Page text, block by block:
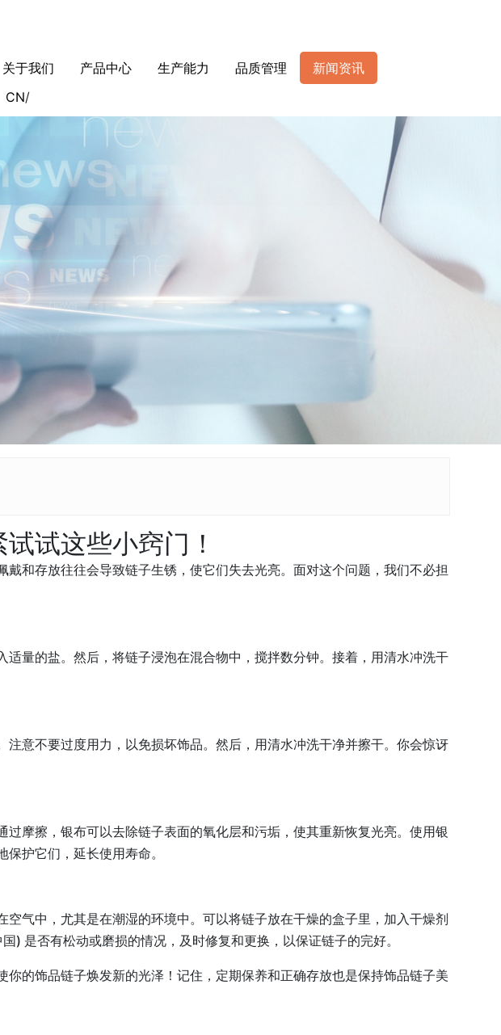
关于我们 产品中心 生产能力 品质管理
新闻资讯
CN/
试这些小窍门！
和存放往往会导致链子生锈，使它们失去光亮。面对这个问题，我们不必担
量的盐。然后，将链子浸泡在混合物中，搅拌数分钟。接着，用清水冲洗干
意不要过度用力，以免损坏饰品。然后，用清水冲洗干净并擦干。你会惊讶
摩擦，银布可以去除链子表面的氧化层和污垢，使其重新恢复光亮。使用银
护它们，延长使用寿命。
气中，尤其是在潮湿的环境中。可以将链子放在干燥的盒子里，加入干燥剂
是否有松动或磨损的情况，及时修复和更换，以保证链子的完好。
的饰品链子焕发新的光泽！记住，定期保养和正确存放也是保持饰品链子美